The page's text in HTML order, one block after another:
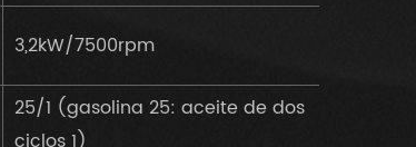
3,2kW/7500rpm
25/1 (gasolina 25: aceite de dos